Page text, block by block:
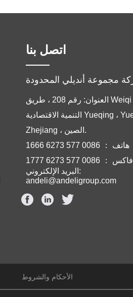
اتصل بنا
العنوان: رقم 208 ، طريق Weiqi ، منطقة
التنمية الاقتصادية Yueqing ، YueQing ،
Zhejiang ، الصين.
هاتف ： 0086 577 6273 1666
فاكس ： 0086 577 6273 1777
البريد الإلكتروني:
andeli@andeligroup.com
الأحكام والشروط